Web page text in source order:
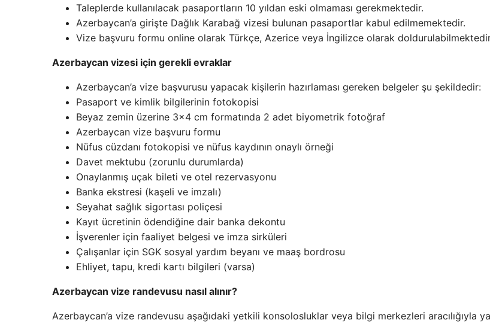
Taleplerde kullanılacak pasaportların 10 yıldan eski olmaması gerekmektedir.
Azerbaycan’a girişte Dağlık Karabağ vizesi bulunan pasaportlar kabul edilmemektedir.
Vize başvuru formu online olarak Türkçe, Azerice veya İngilizce olarak
Azerbaycan vizesi için gerekli evraklar
Azerbaycan’a vize başvurusu yapacak kişilerin hazırlaması gereken belgeler şu şekildedir:
Pasaport ve kimlik bilgilerinin fotokopisi
Beyaz zemin üzerine 3×4 cm formatında 2 adet biyometrik fotoğraf
Azerbaycan vize başvuru formu
Nüfus cüzdanı fotokopisi ve nüfus kaydının onaylı örneği
Davet mektubu (zorunlu durumlarda)
Onaylanmış uçak bileti ve otel rezervasyonu
Banka ekstresi (kaşeli ve imzalı)
Seyahat sağlık sigortası poliçesi
Kayıt ücretinin ödendiğine dair banka dekontu
İşverenler için faaliyet belgesi ve imza sirküleri
Çalışanlar için SGK sosyal yardım beyanı ve maaş bordrosu
Ehliyet, tapu, kredi kartı bilgileri (varsa)
Azerbaycan vize randevusu nasıl alınır?
Azerbaycan’a vize randevusu aşağıdaki yetkili konsolosluklar veya bilgi merkezleri aracılığıyla